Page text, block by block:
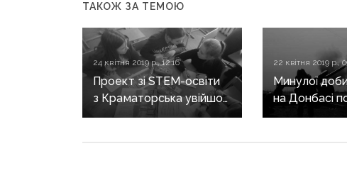
ТАКОЖ ЗА ТЕМОЮ
24 квітня 2019 р., 12:16
Проект зі STEM-освіти
з Краматорська увійшов
в топ-10 кращих
22 квітня 2019 р.,
Минулої
на Донбасі
українського